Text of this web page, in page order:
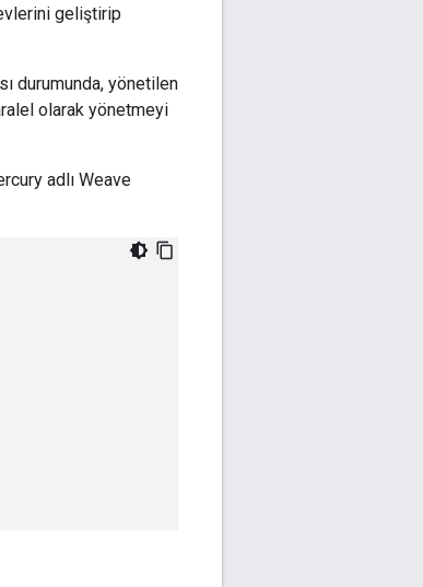
geliştirip
durumunda, yönetilen
olarak yönetmeyi
adlı Weave